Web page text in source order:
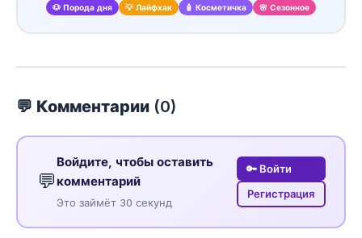
🐶 Порода дня 💡 Лайфхак 🧴 Косметичка 🌸 Сезонное
💬 Комментарии (0)
💬
Войдите, чтобы оставить
комментарий
Это займёт 30 секунд
🔑 Войти
Регистрация